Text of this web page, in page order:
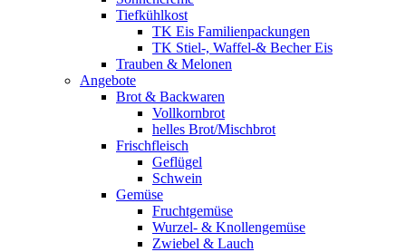
Tiefkühlkost
TK Eis Familienpackungen
TK Stiel-, Waffel-& Becher Eis
Trauben & Melonen
Angebote
Brot & Backwaren
Vollkornbrot
helles Brot/Mischbrot
Frischfleisch
Geflügel
Schwein
Gemüse
Fruchtgemüse
Wurzel- & Knollengemüse
Zwiebel & Lauch